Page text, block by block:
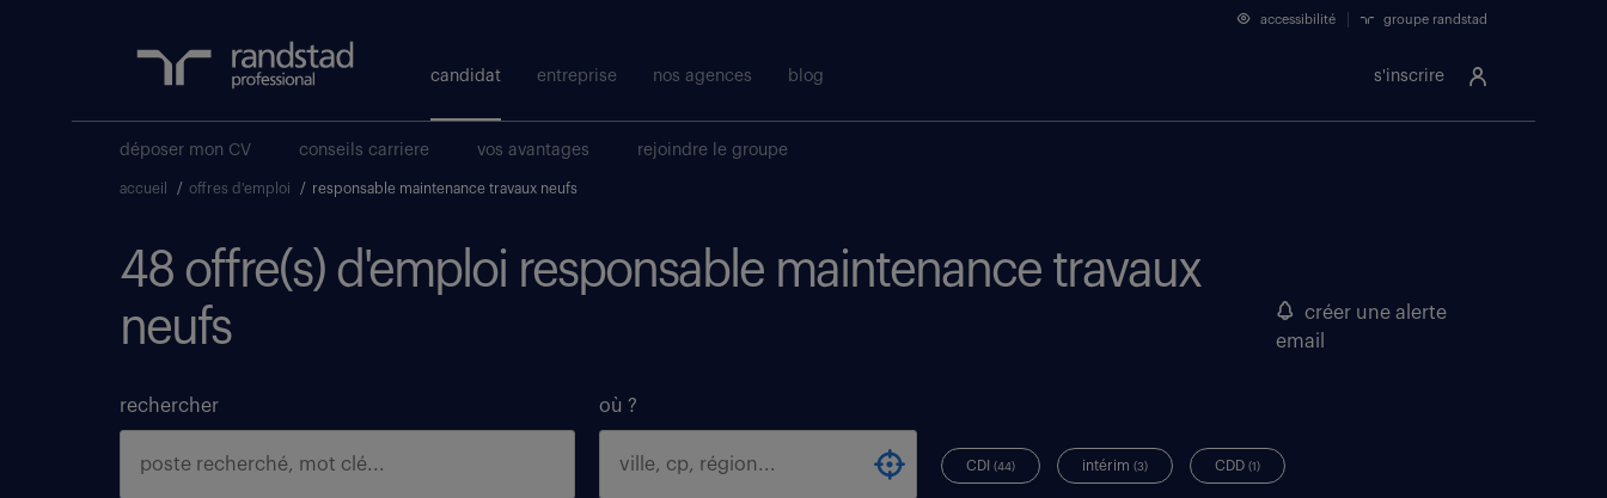
s'inscrire
accessibilité groupe randstad
candidat entreprise nos agences blog
déposer mon CV conseils carriere vos avantages rejoindre le groupe
accueil / offres d'emploi / responsable maintenance travaux neufs
48 offre(s) d'emploi responsable maintenance travaux
neufs
créer une alerte
email
rechercher où ?
CDI(44) intérim(3) CDD(1)